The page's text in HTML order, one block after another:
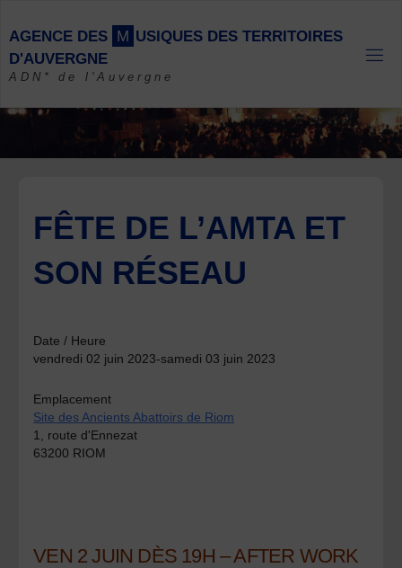
content
AGENCE DES M USIQUES DES TERRITOIRES
D'AUVERGNE
ADN* de l'Auvergne
FÊTE DE L’AMTA ET
SON RÉSEAU
Date / Heure
vendredi 02 juin 2023-samedi 03 juin 2023
Emplacement
Site des Ancients Abattoirs de Riom
1, route d'Ennezat
63200 RIOM
VEN 2 JUIN DÈS 19H – AFTER WORK